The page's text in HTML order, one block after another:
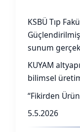
KSBÜ Tıp
sunum
KUYAM
bilimsel
“Fikirden
5.5.2026